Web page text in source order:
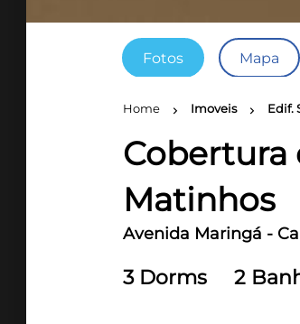
Fotos Mapa
Home chevron_right Imoveis chevron_right Edif.
Cobertura
Matinhos
Avenida Maringá -
3 Dorms 2